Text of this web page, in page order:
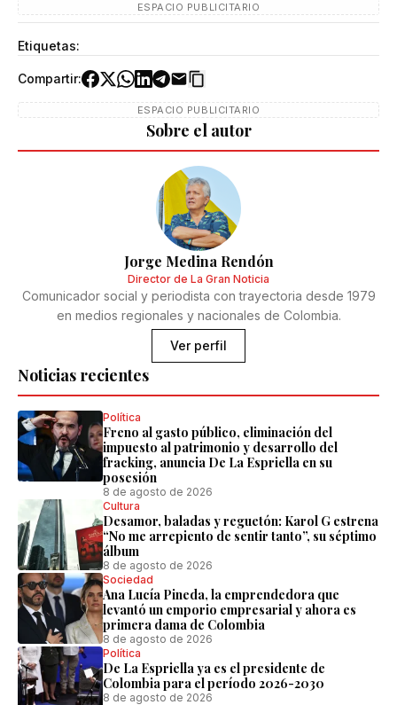
ESPACIO PUBLICITARIO
Etiquetas:
Compartir:
ESPACIO PUBLICITARIO
Noticias recientes
Política
Freno al gasto público, eliminación del
impuesto al patrimonio y desarrollo del
fracking, anuncia De La Espriella en su
posesión
8 de agosto de 2026
Cultura
Desamor, baladas y reguetón: Karol G estrena
“No me arrepiento de sentir tanto”, su séptimo
álbum
8 de agosto de 2026
Sociedad
Ana Lucía Pineda, la emprendedora que
levantó un emporio empresarial y ahora es
primera dama de Colombia
8 de agosto de 2026
Política
De La Espriella ya es el presidente de
Colombia para el período 2026-2030
8 de agosto de 2026
Sobre el autor
Jorge Medina Rendón
Director de La Gran Noticia
Comunicador social y periodista con trayectoria desde 1979
en medios regionales y nacionales de Colombia.
Ver perfil